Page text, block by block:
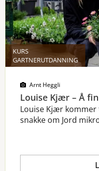
KURS
GARTNERUTDANNING
Arnt Heggli
Louise Kjær – Å
Louise Kjær kommer
snakke om Jord